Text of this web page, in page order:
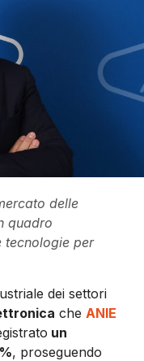
delle
quadro
tecnologie per
dei settori
che ANIE
un
, proseguendo